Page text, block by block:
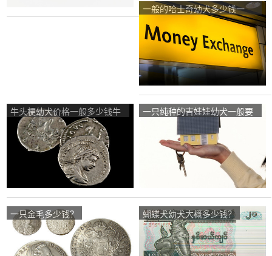
一般的哈士奇幼犬多少钱一
只？
牛头梗幼犬价格一般多少钱牛
头梗犬价格多少？
一只纯种的吉娃娃幼犬一般要
多少钱？越便宜越好~~~？
一只金毛多少钱？ 蝴蝶犬幼犬大概多少钱？